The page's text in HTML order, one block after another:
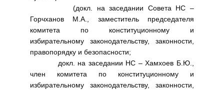
(докл. на заседании Совета НС –
Горчханов М.А., заместитель председателя
комитета по конституционному и
избирательному законодательству, законности,
правопорядку и безопасности;
докл. на заседании НС – Хамхоев Б.Ю.,
член комитета по конституционному и
избирательному законодательству, законности,